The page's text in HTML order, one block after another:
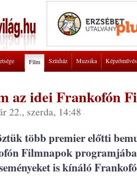
Film Színház Muzsika
az idei Frankofón
22., szerda, 14:48
több premier előtti
Filmnapok
is kínáló